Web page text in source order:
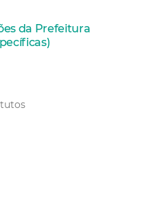
da Prefeitura